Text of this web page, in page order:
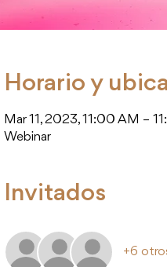
Horario y
Mar 11, 2023, 11:00 AM –
Webinar
Invitados
+6